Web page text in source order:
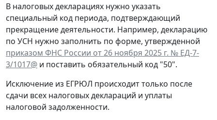
В налоговых декларациях нужно указать
специальный код периода, подтверждающий
прекращение деятельности. Например, декларацию
по УСН нужно заполнить по форме, утвержденной
приказом ФНС России от 26 ноября 2025 г. № ЕД-7-
3/1017@ и поставить обязательный код "50".
Исключение из ЕГРЮЛ происходит только после
сдачи всех налоговых деклараций и уплаты
налоговой задолженности.